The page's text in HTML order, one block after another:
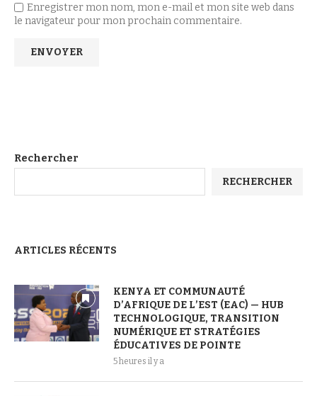
Enregistrer mon nom, mon e-mail et mon site web dans
le navigateur pour mon prochain commentaire.
Rechercher
RECHERCHER
ARTICLES RÉCENTS
KENYA ET COMMUNAUTÉ
D’AFRIQUE DE L’EST (EAC) — HUB
TECHNOLOGIQUE, TRANSITION
NUMÉRIQUE ET STRATÉGIES
ÉDUCATIVES DE POINTE
5 heures il y a